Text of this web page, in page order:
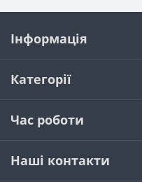
Інформація
Категорії
Час роботи
Наші контакти